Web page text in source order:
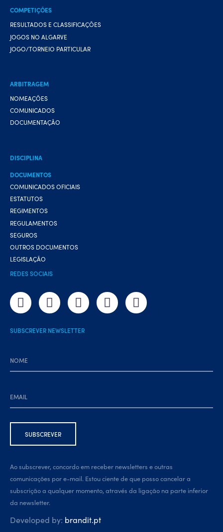
COMPETIÇÕES
RESULTADOS E CLASSIFICAÇÕES
JOGOS NO ALGARVE
JOGO/TORNEIO PARTICULAR
ARBITRAGEM
NOMEAÇÕES
COMUNICADOS
DOCUMENTAÇÃO
DISCIPLINA
DOCUMENTOS
COMUNICADOS OFICIAIS
ESTATUTOS
REGIMENTOS
REGULAMENTOS
SEGUROS
OUTROS DOCUMENTOS
LEGISLAÇÃO
REDES SOCIAIS
SUBSCREVER NEWSLETTER
Ao subscrever, concordo em receber newsletters e outras
comunicações por e-mail. Estou ciente de que posso cancelar a
subscrição a qualquer momento, através da ligação na parte inferior
da newsletter.
Developed by: brandit.pt